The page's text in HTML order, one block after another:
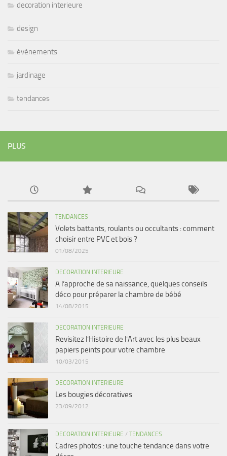
decoration interieure
design
évènements
jardinage
tendances
PLUS
TENDANCES
Volets battants, roulants ou occultants : comment
choisir entre PVC et bois ?
01/08/2025
DECORATION INTERIEURE
A l’approche de sa naissance, quelques conseils
déco pour préparer la chambre de bébé
14/08/2015
DECORATION INTERIEURE
Revisitez l’Histoire de l’Art avec les plus beaux
papiers peints pour votre chambre
10/03/2015
DECORATION INTERIEURE
Les bougies décoratives
23/09/2012
DECORATION INTERIEURE / TENDANCES
Cadres photos : une touche tendance dans votre